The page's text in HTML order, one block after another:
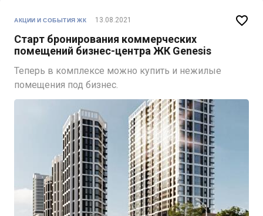
АКЦИИ И СОБЫТИЯ ЖК 13.08.2021
Старт бронирования коммерческих
помещений бизнес-центра ЖК Genesis
Теперь в комплексе можно купить и нежилые
помещения под бизнес.
